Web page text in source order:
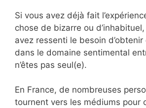
Si vous avez déjà fait
chose de bizarre ou
avez ressenti le besoin
dans le domaine sentimental
n’êtes pas seul(e).
En France, de nombreuses
tournent vers les médiums pour